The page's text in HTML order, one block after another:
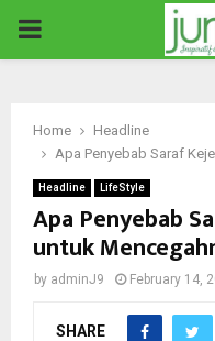
PRIMARY
Home
Headline
Apa Penyebab Saraf
Headline LifeStyle
Apa Penyebab
untuk
by adminJ9 February 14,
SHARE